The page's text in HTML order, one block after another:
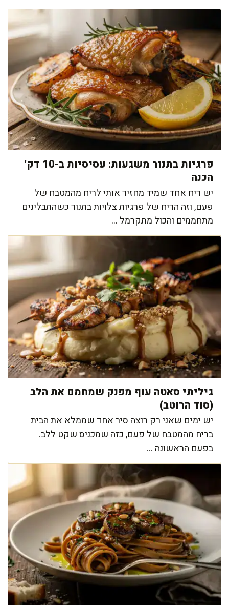
פרגיות בתנור משגעות: עסיסיות ב-10 דק'
הכנה
יש ריח אחד שמיד מחזיר אותי לריח מהמטבח של
פעם, וזה הריח של פרגיות צלויות בתנור כשהתבלינים
מתחממים והכול מתקרמל ...
גיליתי סאטה עוף מפנק שמחמם את הלב
(סוד הרוטב)
יש ימים שאני רק רוצה סיר אחד שממלא את הבית
בריח מהמטבח של פעם, כזה שמכניס שקט ללב.
בפעם הראשונה ...